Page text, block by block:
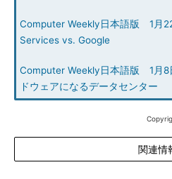
Computer Weekly日本語版 1月
Services vs. Google
Computer Weekly日本語版 1月8
ドウェアになるデータセンター
関連情